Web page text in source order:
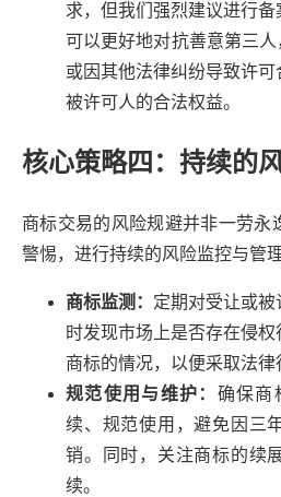
求，但我们强烈建议进行备
可以更好地对抗善意第三
或因其他法律纠纷导致许
被许可人的合法权益。
核心策略四：持续的
商标交易的风险规避并非一劳永
警惕，进行持续的风险监控与管理
商标监测： 定期对受让或
时发现市场上是否存在侵
商标的情况，以便采取法律
规范使用与维护： 确保商
续、规范使用，避免因三
销。同时，关注商标的续
续。